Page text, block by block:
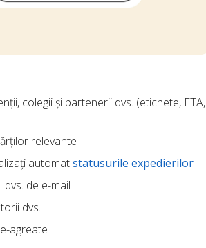
colegii și partenerii dvs. (etichete, ETA,
relevante
automatstatusurile expedierilor
de e-mail
dvs.
agreate